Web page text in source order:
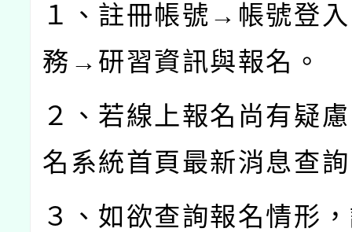
１、註冊帳號→帳號登
務→研習資訊與報名。
２、若線上報名尚有疑
名系統首頁最新消息查
３、如欲查詢報名情形